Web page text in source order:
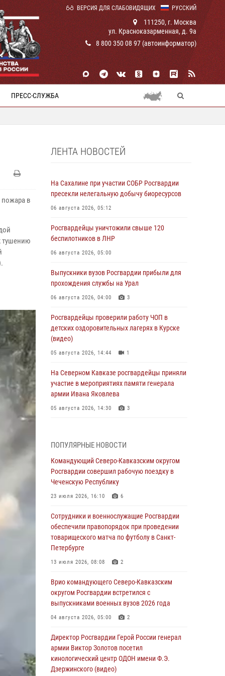
РУССКИЙ
ВЕРСИЯ ДЛЯ СЛАБОВИДЯЩИХ
111250, г. Москва
ул. Красноказарменная, д. 9а
8 800 350 08 97 (автоинформатор)
ПРЕСС-СЛУЖБА
в
тушению
ЛЕНТА НОВОСТЕЙ
На Сахалине при участии СОБР Росгвардии
пресекли нелегальную добычу биоресурсов
06 августа 2026, 05:12
Росгвардейцы уничтожили свыше 120
беспилотников в ЛНР
06 августа 2026, 05:00
Выпускники вузов Росгвардии прибыли для
прохождения службы на Урал
06 августа 2026, 04:00 3
Росгвардейцы проверили работу ЧОП в
детских оздоровительных лагерях в Курске
(видео)
05 августа 2026, 14:44 1
На Северном Кавказе росгвардейцы приняли
участие в мероприятиях памяти генерала
армии Ивана Яковлева
05 августа 2026, 14:30 3
незаконной миграции в Подмосковье (видео)
05 августа 2026, 14:25 1
В Великом Новгороде СОБР Росгвардии
оказал содействие в задержании
имущественного ущерба
05 августа 2026, 13:53
Формулу безопасности показал спецназ
Росгвардии юным динамовцам
05 августа 2026, 13:50 4
В столице росгвардейцы задержали мужчину,
устроившего дебош в букмекерской конторе
05 августа 2026, 13:25 1
В Удмуртии при силовой поддержке спецназа
Росгвардии задержаны подозреваемые в
ПОПУЛЯРНЫЕ НОВОСТИ
Командующий Северо-Кавказским округом
Росгвардии совершил рабочую поездку в
Чеченскую Республику
23 июля 2026, 16:10 6
Сотрудники и военнослужащие Росгвардии
обеспечили правопорядок при проведении
товарищеского матча по футболу в Санкт-
Петербурге
13 июля 2026, 08:08 2
Врио командующего Северо-Кавказским
округом Росгвардии встретился с
выпускниками военных вузов 2026 года
04 августа 2026, 05:00 2
Директор Росгвардии Герой России генерал
армии Виктор Золотов посетил
кинологический центр ОДОН имени Ф.Э.
Дзержинского (видео)